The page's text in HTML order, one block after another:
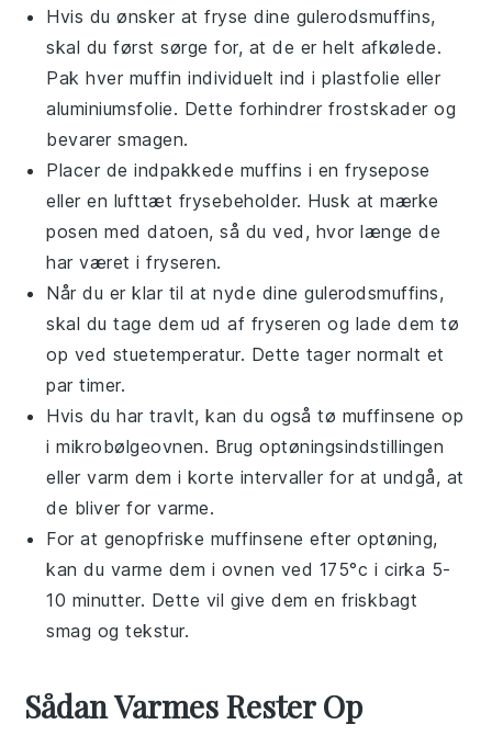
Hvis du ønsker at fryse dine gulerodsmuffins,
skal du først sørge for, at de er helt afkølede.
Pak hver muffin individuelt ind i plastfolie eller
aluminiumsfolie. Dette forhindrer frostskader og
bevarer smagen.
Placer de indpakkede muffins i en frysepose
eller en lufttæt frysebeholder. Husk at mærke
posen med datoen, så du ved, hvor længe de
har været i fryseren.
Når du er klar til at nyde dinegulerodsmuffins,
skal du tage dem ud af fryseren og lade dem tø
op ved stuetemperatur. Dette tager normalt et
par timer.
Hvis du har travlt, kan du også tø muffinsene op
i mikrobølgeovnen. Brug optøningsindstillingen
eller varm dem i korte intervaller for at undgå, at
de bliver for varme.
For at genopfriske muffinsene efter optøning,
kan du varme dem i ovnen ved 175°c i cirka 5-
10 minutter. Dette vil give dem en friskbagt
smag og tekstur.
Sådan Varmes Rester Op